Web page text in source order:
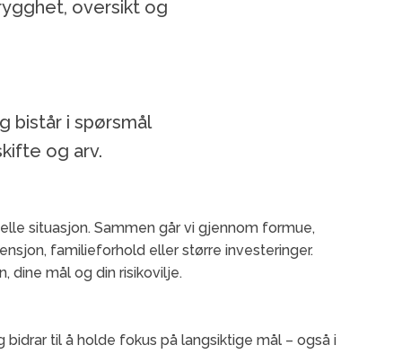
oversikt og
bistår i spørsmål
og arv.
situasjon. Sammen går vi gjennom formue,
familieforhold eller større investeringer.
dine mål og din risikovilje.
til å holde fokus på langsiktige mål – også i